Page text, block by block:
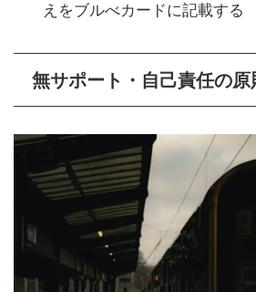
えをブルべカードに記載す
無サポート・自己責任の原